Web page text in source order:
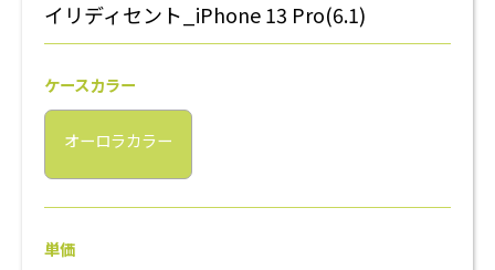
イリディセント_iPhone 13 Pro(6.1)
ケースカラー
オーロラカラー
単価